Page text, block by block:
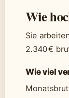
Wie
Sie
2.340 €
Wie viel